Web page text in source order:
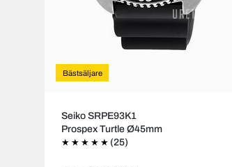
Bästsäljare
Seiko SRPE93K1
Prospex Turtle Ø45mm
(25)